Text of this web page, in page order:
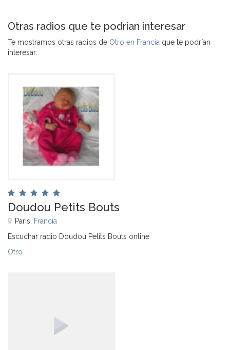
Otras radios que te podrían interesar
Te mostramos otras radios de Otro en Francia que te podrían
interesar.
Doudou Petits Bouts
Paris, Francia
Escuchar radio Doudou Petits Bouts online
Otro